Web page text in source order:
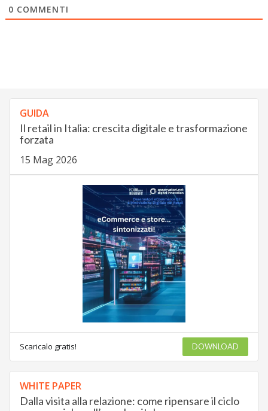
0 COMMENTI
GUIDA
Il retail in Italia: crescita digitale e trasformazione
forzata
15 Mag 2026
Scaricalo gratis! DOWNLOAD
WHITE PAPER
Dalla visita alla relazione: come ripensare il ciclo